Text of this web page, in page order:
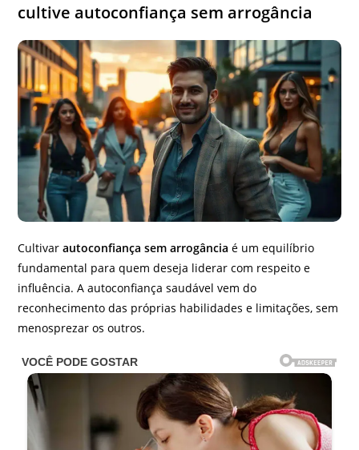
cultive autoconfiança sem arrogância
Cultivarautoconfiança sem arrogância é um equilíbrio
fundamental para quem deseja liderar com respeito e
influência. A autoconfiança saudável vem do
reconhecimento das próprias habilidades e limitações, sem
menosprezar os outros.